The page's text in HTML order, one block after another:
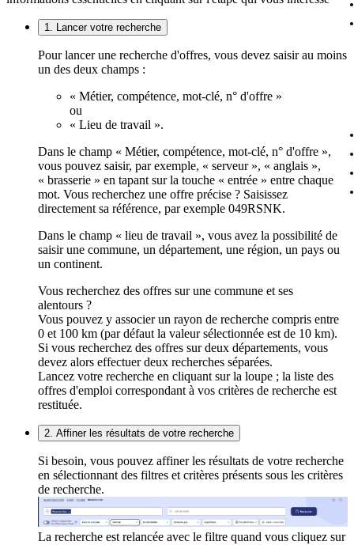
1. Lancer votre recherche
Pour lancer une recherche d'offres, vous devez saisir au moins
un des deux champs :
« Métier, compétence, mot-clé, n° d'offre »
ou
« Lieu de travail ».
Dans le champ « Métier, compétence, mot-clé, n° d'offre »,
vous pouvez saisir, par exemple, « serveur », « anglais »,
« brasserie » en tapant sur la touche « entrée » entre chaque
mot. Vous recherchez une offre précise ? Saisissez
directement sa référence, par exemple 049RSNK.
Dans le champ « lieu de travail », vous avez la possibilité de
saisir une commune, un département, une région, un pays ou
un continent.
Vous recherchez des offres sur une commune et ses
alentours ?
Vous pouvez y associer un rayon de recherche compris entre
0 et 100 km (par défaut la valeur sélectionnée est de 10 km).
Si vous recherchez des offres sur deux départements, vous
devez alors effectuer deux recherches séparées.
Lancez votre recherche en cliquant sur la loupe ; la liste des
offres d'emploi correspondant à vos critères de recherche est
restituée.
2. Affiner les résultats de votre recherche
Si besoin, vous pouvez affiner les résultats de votre recherche
en sélectionnant des filtres et critères présents sous les critères
de recherche.
La recherche est relancée avec le filtre quand vous cliquez sur